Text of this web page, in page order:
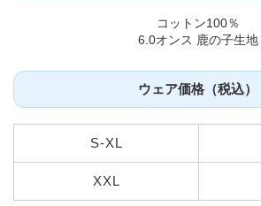
コットン100％
6.0オンス 鹿の子生地
ウェア価格（税込）
S-XL
XXL